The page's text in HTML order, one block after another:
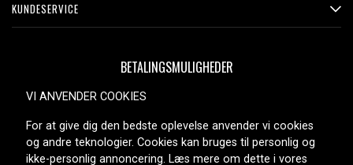
KUNDESERVICE
BETALINGSMULIGHEDER
LEVERINGSMULIGHEDER
VI ANVENDER COOKIES
For at give dig den bedste oplevelse anvender vi cookies
og andre teknologier. Cookies kan bruges til personlig og
ikke-personlig annoncering. Læs mere om dette i vores